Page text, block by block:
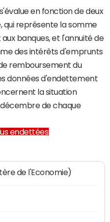
en fonction de deux
qui représente la somme
banques, et l'annuité de
des intérêts d'emprunts
remboursement du
données d'endettement
la situation
décembre de chaque
endettées
de l'Economie)